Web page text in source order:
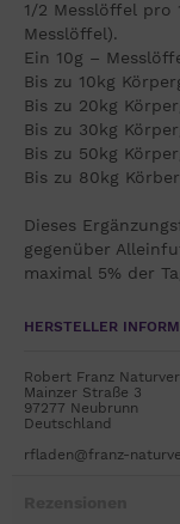
1/2 Messlöffel pro
Messlöffel).
Ein 10g –
Bis zu 10kg
Bis zu 20kg
Bis zu 30kg
Bis zu 50kg
Bis zu 80kg
Dieses
gegenüber
maximal 5% der
HERSTELLER
Robert Franz
Mainzer Straße 3
97277 Neubrunn
Deutschland
rfladen@franz-